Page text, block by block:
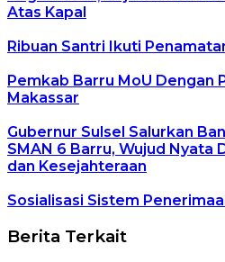
Atas Kapal
Ribuan Santri Ikuti
Pemkab Barru MoU Dengan
Makassar
Gubernur Sulsel Salurkan
SMAN 6 Barru, Wujud Nyata
dan Kesejahteraan
Sosialisasi Sistem
Berita Terkait